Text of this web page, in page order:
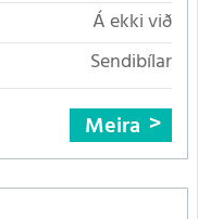
Á ekki við
Sendibílar
Meira